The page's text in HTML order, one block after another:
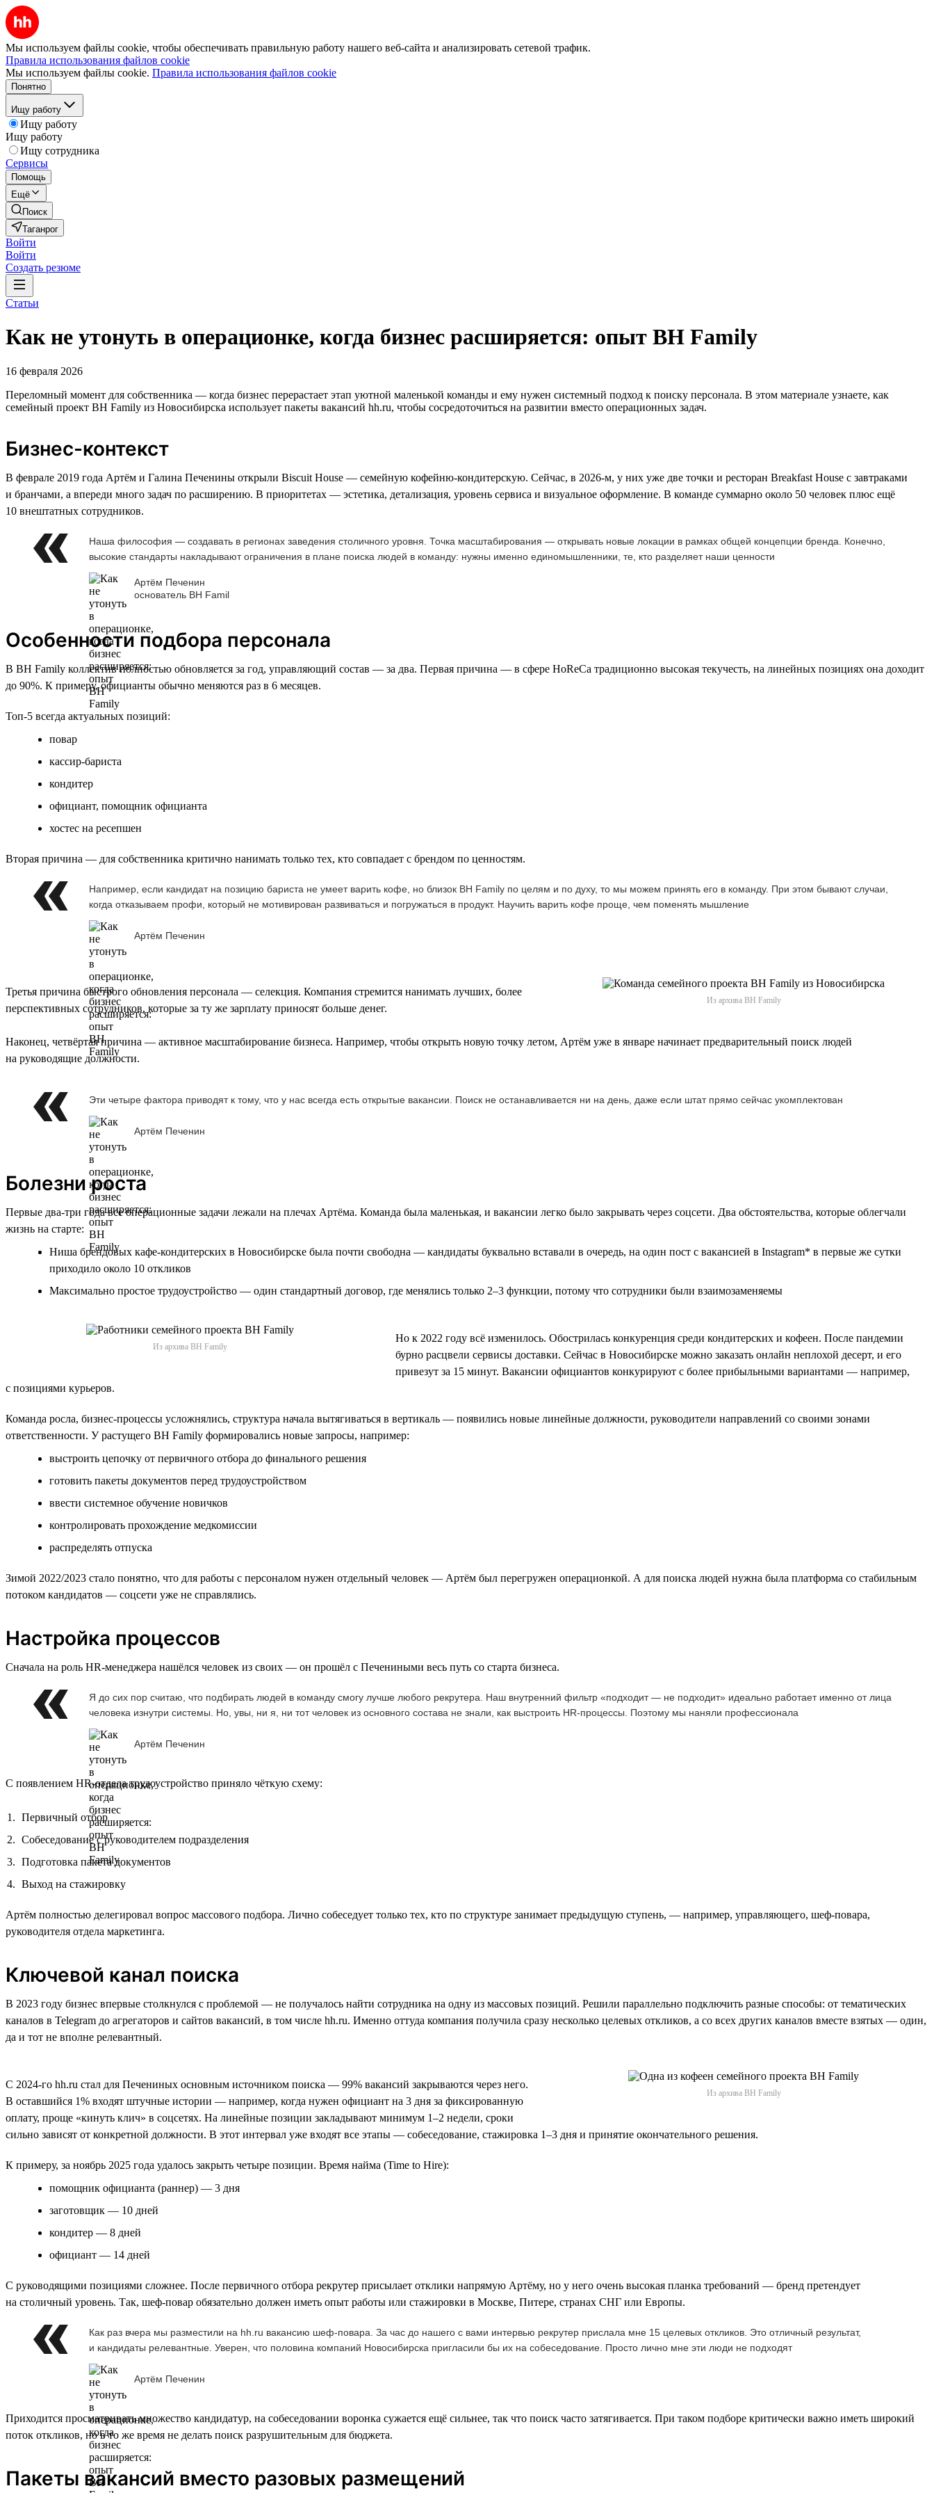
Мы используем файлы cookie, чтобы обеспечивать правильную работу нашего веб-сайта и анализировать сетевой трафик.
Правила использования файлов cookie
Мы используем файлы cookie. Правила использования файлов cookie
Понятно
Ищу работу
Ищу работу
Ищу работу
Ищу сотрудника
Сервисы
Помощь
Ещё
Поиск
Таганрог
Войти
Войти
Создать резюме
Статьи
Как не утонуть в операционке, когда бизнес расширяется: опыт BH Family
16 февраля 2026
Переломный момент для собственника — когда бизнес перерастает этап уютной маленькой команды и ему нужен системный подход к поиску персонала. В этом материале узнаете, как
семейный проект BH Family из Новосибирска использует пакеты вакансий hh.ru, чтобы сосредоточиться на развитии вместо операционных задач.
Бизнес-контекст
В феврале 2019 года Артём и Галина Печенины открыли Biscuit House — семейную кофейню-кондитерскую. Сейчас, в 2026-м, у них уже две точки и ресторан Breakfast House с завтраками
и бранчами, а впереди много задач по расширению. В приоритетах — эстетика, детализация, уровень сервиса и визуальное оформление. В команде суммарно около 50 человек плюс ещё
10 внештатных сотрудников.
Наша философия — создавать в регионах заведения столичного уровня. Точка масштабирования — открывать новые локации в рамках общей концепции бренда. Конечно,
высокие стандарты накладывают ограничения в плане поиска людей в команду: нужны именно единомышленники, те, кто разделяет наши ценности
Артём Печенин
основатель BH Famil
Особенности подбора персонала
В BH Family коллектив полностью обновляется за год, управляющий состав — за два. Первая причина — в сфере HoReCa традиционно высокая текучесть, на линейных позициях она доходит
до 90%. К примеру, официанты обычно меняются раз в 6 месяцев.
Топ-5 всегда актуальных позиций:
повар
кассир-бариста
кондитер
официант, помощник официанта
хостес на ресепшен
Вторая причина — для собственника критично нанимать только тех, кто совпадает с брендом по ценностям.
Например, если кандидат на позицию бариста не умеет варить кофе, но близок BH Family по целям и по духу, то мы можем принять его в команду. При этом бывают случаи,
когда отказываем профи, который не мотивирован развиваться и погружаться в продукт. Научить варить кофе проще, чем поменять мышление
Артём Печенин
Из архива BH Family
Третья причина быстрого обновления персонала — селекция. Компания стремится нанимать лучших, более
перспективных сотрудников, которые за ту же зарплату приносят больше денег.
Наконец, четвёртая причина — активное масштабирование бизнеса. Например, чтобы открыть новую точку летом, Артём уже в январе начинает предварительный поиск людей
на руководящие должности.
Эти четыре фактора приводят к тому, что у нас всегда есть открытые вакансии. Поиск не останавливается ни на день, даже если штат прямо сейчас укомплектован
Артём Печенин
Болезни роста
Первые два-три года все операционные задачи лежали на плечах Артёма. Команда была маленькая, и вакансии легко было закрывать через соцсети. Два обстоятельства, которые облегчали
жизнь на старте:
Ниша брендовых кафе-кондитерских в Новосибирске была почти свободна — кандидаты буквально вставали в очередь, на один пост с вакансией в Instagram* в первые же сутки
приходило около 10 откликов
Максимально простое трудоустройство — один стандартный договор, где менялись только 2–3 функции, потому что сотрудники были взаимозаменяемы
Из архива BH Family
Но к 2022 году всё изменилось. Обострилась конкуренция среди кондитерских и кофеен. После пандемии
бурно расцвели сервисы доставки. Сейчас в Новосибирске можно заказать онлайн неплохой десерт, и его
привезут за 15 минут. Вакансии официантов конкурируют с более прибыльными вариантами — например,
с позициями курьеров.
Команда росла, бизнес-процессы усложнялись, структура начала вытягиваться в вертикаль — появились новые линейные должности, руководители направлений со своими зонами
ответственности. У растущего BH Family формировались новые запросы, например:
выстроить цепочку от первичного отбора до финального решения
готовить пакеты документов перед трудоустройством
ввести системное обучение новичков
контролировать прохождение медкомиссии
распределять отпуска
Зимой 2022/2023 стало понятно, что для работы с персоналом нужен отдельный человек — Артём был перегружен операционкой. А для поиска людей нужна была платформа со стабильным
потоком кандидатов — соцсети уже не справлялись.
Настройка процессов
Сначала на роль HR-менеджера нашёлся человек из своих — он прошёл с Печениными весь путь со старта бизнеса.
Я до сих пор считаю, что подбирать людей в команду смогу лучше любого рекрутера. Наш внутренний фильтр «подходит — не подходит» идеально работает именно от лица
человека изнутри системы. Но, увы, ни я, ни тот человек из основного состава не знали, как выстроить HR-процессы. Поэтому мы наняли профессионала
Артём Печенин
С появлением HR-отдела трудоустройство приняло чёткую схему:
Первичный отбор
Собеседование с руководителем подразделения
Подготовка пакета документов
Выход на стажировку
Артём полностью делегировал вопрос массового подбора. Лично собеседует только тех, кто по структуре занимает предыдущую ступень, — например, управляющего, шеф-повара,
руководителя отдела маркетинга.
Ключевой канал поиска
В 2023 году бизнес впервые столкнулся с проблемой — не получалось найти сотрудника на одну из массовых позиций. Решили параллельно подключить разные способы: от тематических
каналов в Telegram до агрегаторов и сайтов вакансий, в том числе hh.ru. Именно оттуда компания получила сразу несколько целевых откликов, а со всех других каналов вместе взятых — один,
да и тот не вполне релевантный.
Из архива BH Family
С 2024-го hh.ru стал для Печениных основным источником поиска — 99% вакансий закрываются через него.
В оставшийся 1% входят штучные истории — например, когда нужен официант на 3 дня за фиксированную
оплату, проще «кинуть клич» в соцсетях. На линейные позиции закладывают минимум 1–2 недели, сроки
сильно зависят от конкретной должности. В этот интервал уже входят все этапы — собеседование, стажировка 1–3 дня и принятие окончательного решения.
К примеру, за ноябрь 2025 года удалось закрыть четыре позиции. Время найма (Time to Hire):
помощник официанта (раннер) — 3 дня
заготовщик — 10 дней
кондитер — 8 дней
официант — 14 дней
С руководящими позициями сложнее. После первичного отбора рекрутер присылает отклики напрямую Артёму, но у него очень высокая планка требований — бренд претендует
на столичный уровень. Так, шеф-повар обязательно должен иметь опыт работы или стажировки в Москве, Питере, странах СНГ или Европы.
Как раз вчера мы разместили на hh.ru вакансию шеф-повара. За час до нашего с вами интервью рекрутер прислала мне 15 целевых откликов. Это отличный результат,
и кандидаты релевантные. Уверен, что половина компаний Новосибирска пригласили бы их на собеседование. Просто лично мне эти люди не подходят
Артём Печенин
Приходится просматривать множество кандидатур, на собеседовании воронка сужается ещё сильнее, так что поиск часто затягивается. При таком подборе критически важно иметь широкий
поток откликов, но в то же время не делать поиск разрушительным для бюджета.
Пакеты вакансий вместо разовых размещений